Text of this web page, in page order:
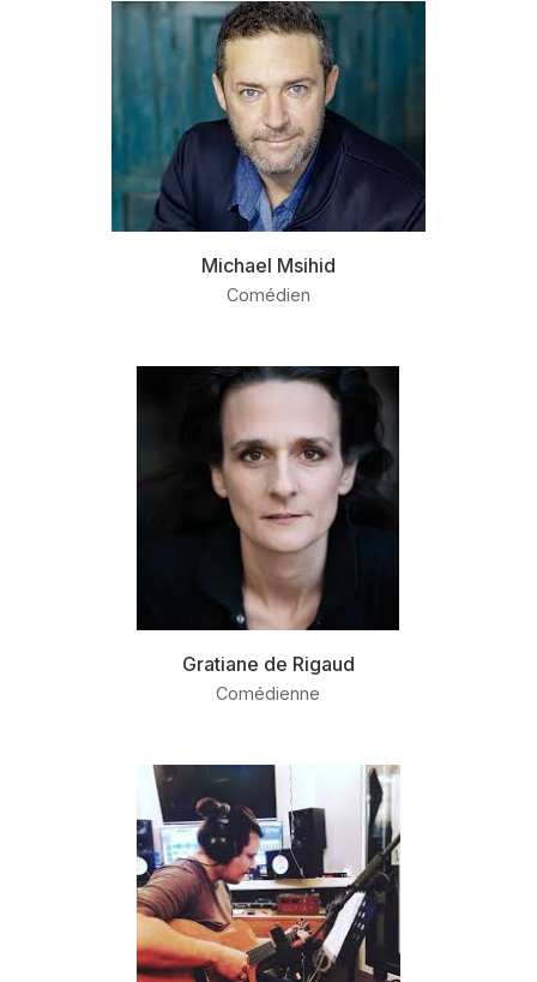
Michael Msihid
Comédien
Gratiane de Rigaud
Comédienne